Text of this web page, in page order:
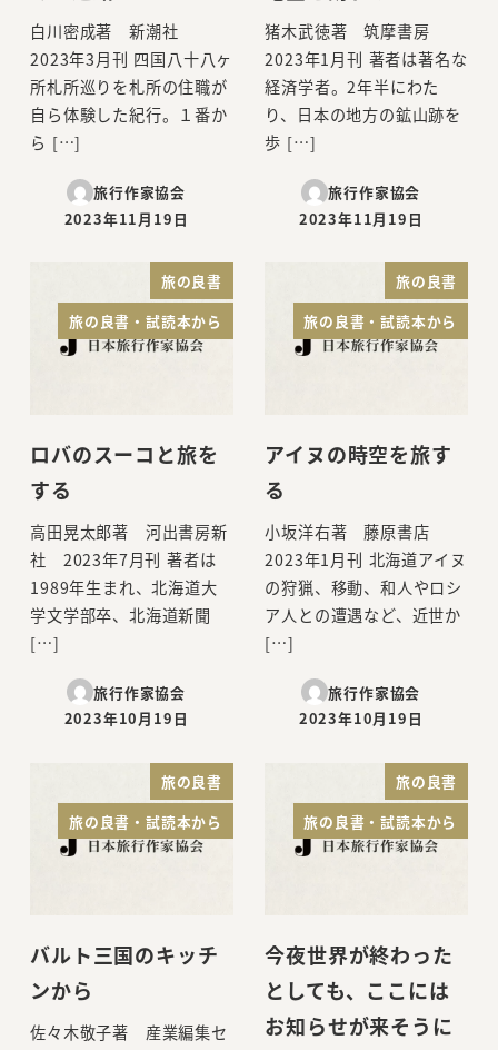
白川密成著 新潮社
2023年3月刊 四国八十八ヶ
所札所巡りを札所の住職が
自ら体験した紀行。１番か
ら […]
旅行作家協会
投稿日
2023年11月19日
猪木武徳著 筑摩書房
2023年1月刊 著者は著名な
経済学者。2年半にわた
り、日本の地方の鉱山跡を
歩 […]
旅行作家協会
投稿日
2023年11月19日
旅の良書
旅の良書・試読本から
ロバのスーコと旅を
する
高田晃太郎著 河出書房新
社 2023年7月刊 著者は
1989年生まれ、北海道大
学文学部卒、北海道新聞
[…]
旅行作家協会
投稿日
2023年10月19日
旅の良書
旅の良書・試読本から
アイヌの時空を旅す
る
小坂洋右著 藤原書店
2023年1月刊 北海道アイヌ
の狩猟、移動、和人やロシ
ア人との遭遇など、近世か
[…]
旅行作家協会
投稿日
2023年10月19日
旅の良書
旅の良書・試読本から
バルト三国のキッチ
ンから
佐々木敬子著 産業編集セ
旅の良書
旅の良書・試読本から
今夜世界が終わった
としても、ここには
お知らせが来そうに